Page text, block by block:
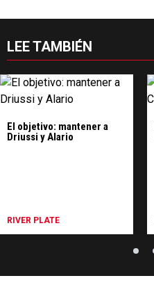
LEE TAMBIÉN
El objetivo: mantener a
Driussi y Alario
RIVER PLATE